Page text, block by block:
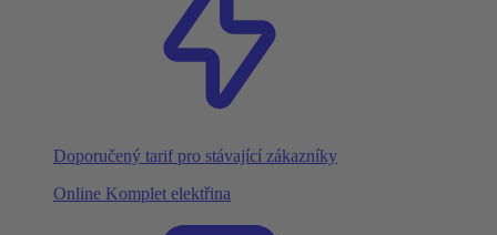
Doporučený tarif pro stávající zákazníky
Online Komplet elektřina